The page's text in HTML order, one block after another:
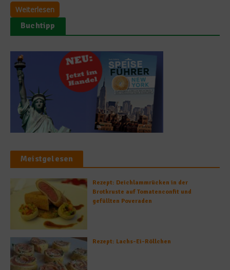
Weiterlesen
Buchtipp
Meistgelesen
Rezept: Deichlammrücken in der
Brotkruste auf Tomatenconfit und
gefüllten Poveraden
Rezept: Lachs-Ei-Röllchen